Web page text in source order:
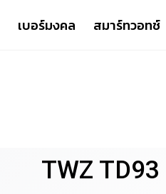
เบอร์มงคล สมาร์ทวอทช์
TWZ TD93